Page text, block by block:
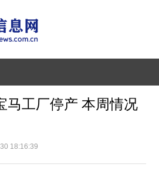
马工厂停产 本周情况
18:16:39